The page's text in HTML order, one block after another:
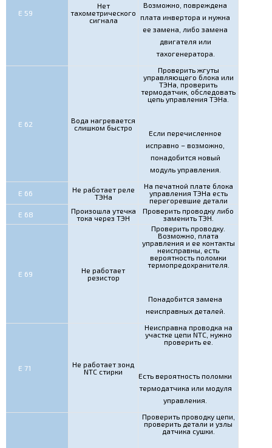
Е 59
Нет
тахометрического
сигнала
Возможно, повреждена
плата инвертора и нужна
ее замена, либо замена
двигателя или
тахогенератора.
Е 62
Вода нагревается
слишком быстро
Проверить жгуты
управляющего блока или
ТЭНа, проверить
термодатчик, обследовать
цепь управления ТЭНа.
Если перечисленное
исправно – возможно,
понадобится новый
модуль управления.
Е 66
Не работает реле
ТЭНа
На печатной плате блока
управления ТЭНа есть
перегоревшие детали
Е 68
Произошла утечка
тока через ТЭН
Проверить проводку либо
заменить ТЭН.
Е 69
Не работает
резистор
Проверить проводку.
Возможно, плата
управления и ее контакты
неисправны, есть
вероятность поломки
термопредохранителя.
Понадобится замена
неисправных деталей.
Е 71
Не работает зонд
NTC стирки
Неисправна проводка на
участке цепи NTC, нужно
проверить ее.
Есть вероятность поломки
термодатчика или модуля
управления.
Проверить проводку цепи,
проверить детали и узлы
датчика сушки.